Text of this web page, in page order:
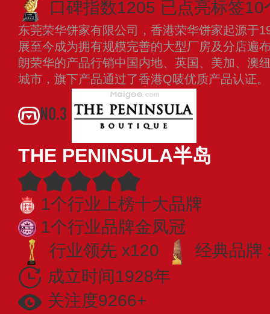
口碑指数1205 已点亮标签10
东莞荣华饼家有限公司，香港荣华饼家起源于
展至今成为拥有规模完善的大型厂房及分店遍
朗荣华的产品行销中国内地、英国、美加、澳
城市，旗下产品通过了香港Q唛优质产品认证
NO.3
THE PENINSULA半岛
1个行业上榜十大品牌
1个行业品牌金凤冠
行业领先 x120
经典品牌
成立时间1928年
关注度9266+